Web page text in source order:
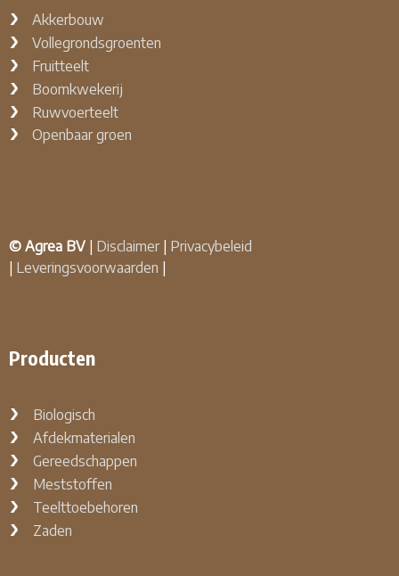
Akkerbouw
Vollegrondsgroenten
Fruitteelt
Boomkwekerij
Ruwvoerteelt
Openbaar groen
© Agrea BV | Disclaimer| Privacybeleid
| Leveringsvoorwaarden |
Producten
Biologisch
Afdekmaterialen
Gereedschappen
Meststoffen
Teelttoebehoren
Zaden